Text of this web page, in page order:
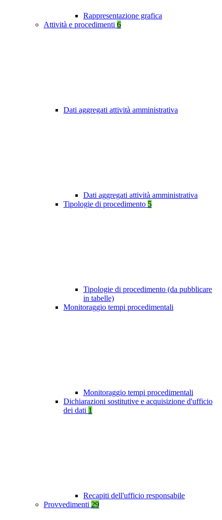
Rappresentazione grafica
Attività e procedimenti 6
Dati aggregati attività amministrativa
Dati aggregati attività amministrativa
Tipologie di procedimento 5
Tipologie di procedimento (da pubblicare
in tabelle)
Monitoraggio tempi procedimentali
Monitoraggio tempi procedimentali
Dichiarazioni sostitutive e acquisizione d'ufficio
dei dati 1
Recapiti dell'ufficio responsabile
Provvedimenti 29